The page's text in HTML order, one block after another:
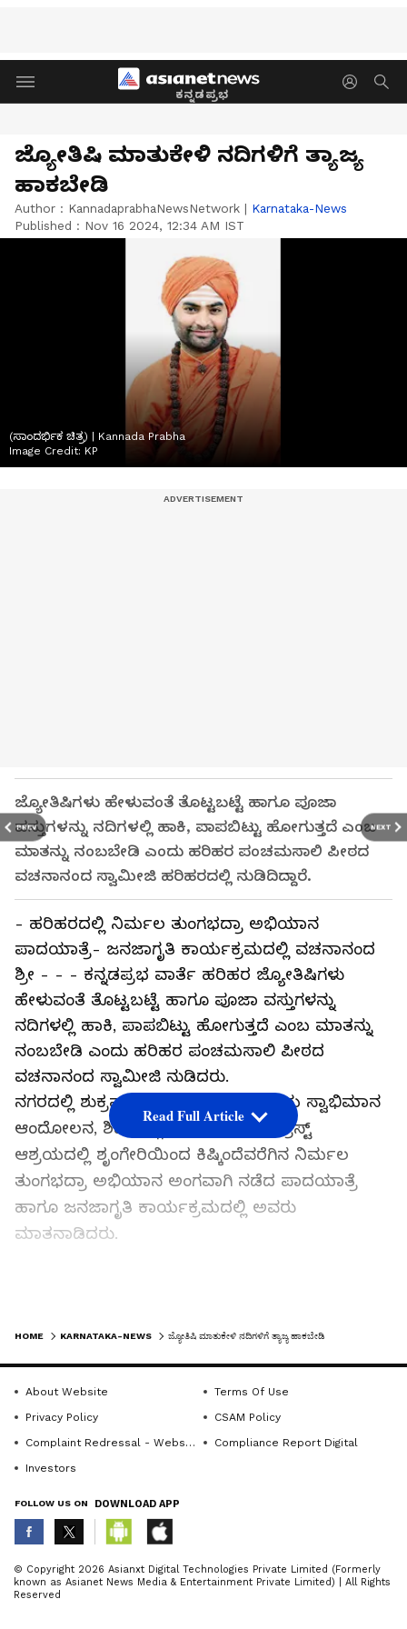
ಕನ್ನಡಪ್ರಭ
PREV NEXT
ಜ್ಯೋತಿಷಿ ಮಾತುಕೇಳಿ ನದಿಗಳಿಗೆ ತ್ಯಾಜ್ಯ
ಹಾಕಬೇಡಿ
Author : KannadaprabhaNewsNetwork | Karnataka-News
Published : Nov 16 2024, 12:34 AM IST
(ಸಾಂದರ್ಭಿಕ ಚಿತ್ರ) | Kannada Prabha
Image Credit: KP
ಜ್ಯೋತಿಷಿಗಳು ಹೇಳುವಂತೆ ತೊಟ್ಟಬಟ್ಟೆ ಹಾಗೂ ಪೂಜಾ
ವಸ್ತುಗಳನ್ನು ನದಿಗಳಲ್ಲಿ ಹಾಕಿ, ಪಾಪಬಿಟ್ಟು ಹೋಗುತ್ತದೆ ಎಂಬ
ಮಾತನ್ನು ನಂಬಬೇಡಿ ಎಂದು ಹರಿಹರ ಪಂಚಮಸಾಲಿ ಪೀಠದ
ವಚನಾನಂದ ಸ್ವಾಮೀಜಿ ಹರಿಹರದಲ್ಲಿ ನುಡಿದಿದ್ದಾರೆ.
- ಹರಿಹರದಲ್ಲಿ ನಿರ್ಮಲ ತುಂಗಭದ್ರಾ ಅಭಿಯಾನ
ಪಾದಯಾತ್ರೆ- ಜನಜಾಗೃತಿ ಕಾರ್ಯಕ್ರಮದಲ್ಲಿ ವಚನಾನಂದ
ಶ್ರೀ - - - ಕನ್ನಡಪ್ರಭ ವಾರ್ತೆ ಹರಿಹರ ಜ್ಯೋತಿಷಿಗಳು
ಹೇಳುವಂತೆ ತೊಟ್ಟಬಟ್ಟೆ ಹಾಗೂ ಪೂಜಾ ವಸ್ತುಗಳನ್ನು
ನದಿಗಳಲ್ಲಿ ಹಾಕಿ, ಪಾಪಬಿಟ್ಟು ಹೋಗುತ್ತದೆ ಎಂಬ ಮಾತನ್ನು
ನಂಬಬೇಡಿ ಎಂದು ಹರಿಹರ ಪಂಚಮಸಾಲಿ ಪೀಠದ
ವಚನಾನಂದ ಸ್ವಾಮೀಜಿ ನುಡಿದರು.
ನಗರದಲ್ಲಿ ಶುಕ್ರವಾರ ನವದೆಹಲಿಯ ರಾಷ್ಟ್ರೀಯ ಸ್ವಾಭಿಮಾನ
ಆಂದೋಲನ, ಶಿವಮೊಗ್ಗದ ಪರ್ಯಾವರಣ ಟ್ರಸ್ಟ್
ಆಶ್ರಯದಲ್ಲಿ ಶೃಂಗೇರಿಯಿಂದ ಕಿಷ್ಕಿಂದೆವರೆಗಿನ ನಿರ್ಮಲ
ತುಂಗಭದ್ರಾ ಅಭಿಯಾನ ಅಂಗವಾಗಿ ನಡೆದ ಪಾದಯಾತ್ರೆ
ಹಾಗೂ ಜನಜಾಗೃತಿ ಕಾರ್ಯಕ್ರಮದಲ್ಲಿ ಅವರು
ಮಾತನಾಡಿದರು.
ಮಾಡಿ ಬಟ್ಟೆ, ಇನ್ನಿತರೆ ತ್ಯಾಜ್ಯಗಳನ್ನು ಬಿಟ್ಟುಹೋಗುತ್ತಿದ್ದಾರೆ.
ತಲೆಮಾರಿಗೆ ಕುಡಿಯಲು ಶುದ್ಧ ನೀರು ಸಿಗದಂತಹ ಪರಿಸ್ಥಿತಿ
ಉದ್ಭವ ಅಗಲಿದೆ ಎಂದು ತಿಳಿಸಿದರು.
ಜೀವಿಗಳಿಗೂ ಅತ್ಯವಶ್ಯವಾಗಿವೆ. ಇವುಗಳ ಸಂರಕ್ಷಣೆಗೆ
ಸರ್ವರೂ ಜಾಗೃತರಾಗಿರಬೇಕು. ಯಾವುದೇ ಪ್ರಯತ್ನ
ಮಾಡಿಯಾದರೂ ಜಲಮೂಲವಾದ ನದಿಯ ಪಾವಿತ್ರ್ಯ ರಕ್ಷಿಸಿ,
ಜೀವನ ಸಾರ್ಥಕಗೊಳಿಸಿಕೊಳ್ಳಬೇಕು ಎಂದು ಸಲಹೆ
Read Full Article
ABOUT THE AUTHOR
K KannadaprabhaNewsNetwork
HOME KARNATAKA-NEWS ಜ್ಯೋತಿಷಿ ಮಾತುಕೇಳಿ ನದಿಗಳಿಗೆ ತ್ಯಾಜ್ಯ ಹಾಕಬೇಡಿ
About Website
Terms Of Use
Privacy Policy
CSAM Policy
Complaint Redressal - Website
Compliance Report Digital
Investors
FOLLOW US ON DOWNLOAD APP
© Copyright 2026 Asianxt Digital Technologies Private Limited (Formerly
known as Asianet News Media & Entertainment Private Limited) | All Rights
Reserved